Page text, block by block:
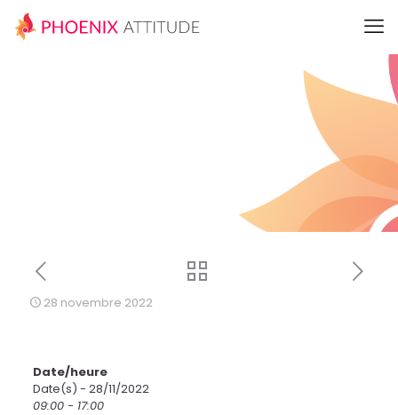
28 novembre 2022
Date/heure
Date(s) - 28/11/2022
09:00 - 17:00